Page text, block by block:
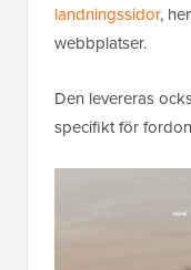
landningssidor,
webbplatser.
Den levereras
specifikt för